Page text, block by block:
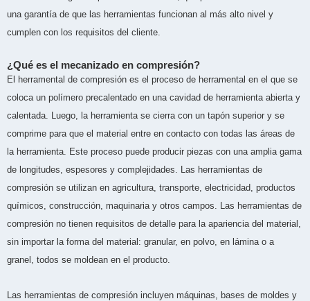
una garantía de que las herramientas funcionan al más alto nivel y
cumplen con los requisitos del cliente.
¿Qué es el mecanizado en compresión?
El herramental de compresión es el proceso de herramental en el que se
coloca un polímero precalentado en una cavidad de herramienta abierta y
calentada. Luego, la herramienta se cierra con un tapón superior y se
comprime para que el material entre en contacto con todas las áreas de
la herramienta. Este proceso puede producir piezas con una amplia gama
de longitudes, espesores y complejidades. Las herramientas de
compresión se utilizan en agricultura, transporte, electricidad, productos
químicos, construcción, maquinaria y otros campos. Las herramientas de
compresión no tienen requisitos de detalle para la apariencia del material,
sin importar la forma del material: granular, en polvo, en lámina o a
granel, todos se moldean en el producto.
Las herramientas de compresión incluyen máquinas, bases de moldes y